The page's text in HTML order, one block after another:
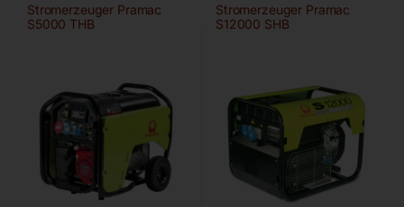
Stromerzeuger Pramac
S5000 THB
Stromerzeuger Pramac
S12000 SHB